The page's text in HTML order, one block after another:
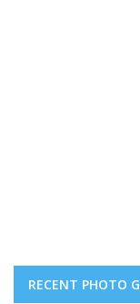
RECENT PHOTO